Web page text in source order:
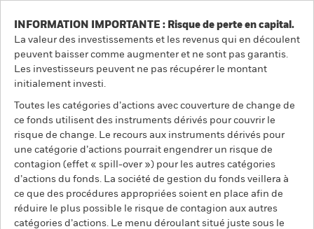
INFORMATION IMPORTANTE : Risque de perte en capital.
La valeur des investissements et les revenus qui en découlent
peuvent baisser comme augmenter et ne sont pas garantis.
Les investisseurs peuvent ne pas récupérer le montant
initialement investi.
Toutes les catégories d’actions avec couverture de change de
ce fonds utilisent des instruments dérivés pour couvrir le
risque de change. Le recours aux instruments dérivés pour
une catégorie d’actions pourrait engendrer un risque de
contagion (effet « spill-over ») pour les autres catégories
d’actions du fonds. La société de gestion du fonds veillera à
ce que des procédures appropriées soient en place afin de
réduire le plus possible le risque de contagion aux autres
catégories d’actions. Le menu déroulant situé juste sous le